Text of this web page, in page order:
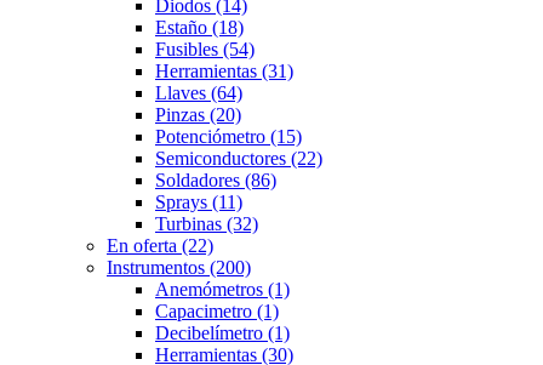
Diodos (14)
Estaño (18)
Fusibles (54)
Herramientas (31)
Llaves (64)
Pinzas (20)
Potenciómetro (15)
Semiconductores (22)
Soldadores (86)
Sprays (11)
Turbinas (32)
En oferta (22)
Instrumentos (200)
Anemómetros (1)
Capacimetro (1)
Decibelímetro (1)
Herramientas (30)